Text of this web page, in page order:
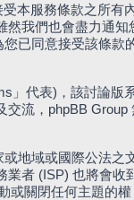
本服務條款之所有
然我們也會盡力通知
已同意接受該條款
」代表)，該討論版
交流，phpBB Group
地域或國際公法之
業者 (ISP) 也將會收
或關閉任何主題的權